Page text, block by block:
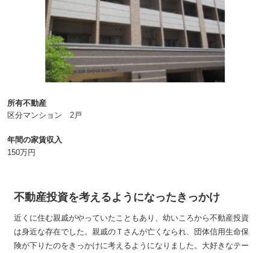
所有不動産
区分マンション 2戸
年間の家賃収入
150万円
不動産投資を考えるようになったきっかけ
近くに住む親戚がやっていたこともあり、幼いころから不動産投資
は身近な存在でした。親戚のＴさんが亡くなられ、団体信用生命保
険が下りたのをきっかけに考えるようになりました。大好きなテー